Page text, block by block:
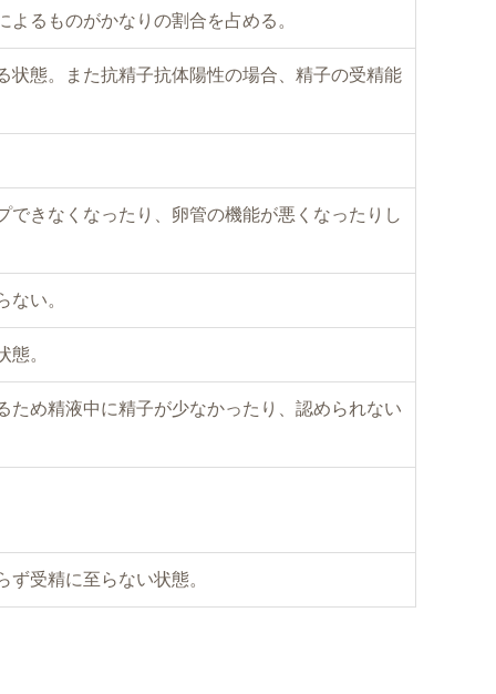
るものがかなりの割合を占める。
態。また抗精子抗体陽性の場合、精子の受精能
きなくなったり、卵管の機能が悪くなったりし
い。
。
め精液中に精子が少なかったり、認められない
受精に至らない状態。